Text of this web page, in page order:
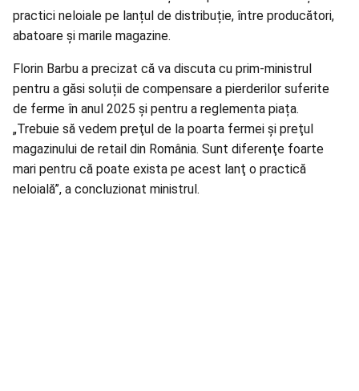
practici neloiale pe lanțul de distribuție, între producători,
abatoare și marile magazine.
Florin Barbu a precizat că va discuta cu prim-ministrul
pentru a găsi soluții de compensare a pierderilor suferite
de ferme în anul 2025 și pentru a reglementa piața.
„Trebuie să vedem preţul de la poarta fermei şi preţul
magazinului de retail din România. Sunt diferenţe foarte
mari pentru că poate exista pe acest lanţ o practică
neloială”, a concluzionat ministrul.